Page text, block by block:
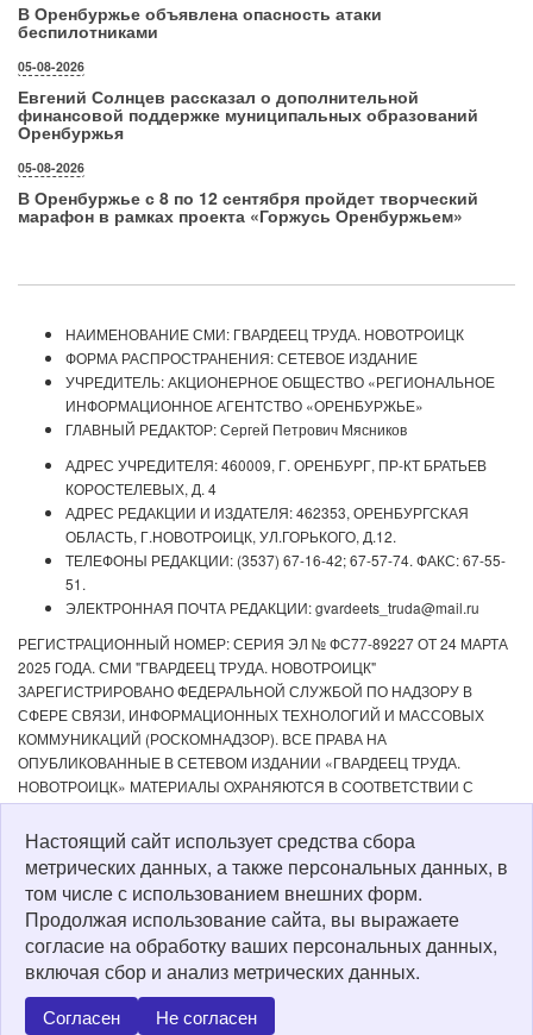
В Оренбуржье объявлена опасность атаки
беспилотниками
05-08-2026
Евгений Солнцев рассказал о дополнительной
финансовой поддержке муниципальных образований
Оренбуржья
05-08-2026
В Оренбуржье с 8 по 12 сентября пройдет творческий
марафон в рамках проекта «Горжусь Оренбуржьем»
НАИМЕНОВАНИЕ СМИ: ГВАРДЕЕЦ ТРУДА. НОВОТРОИЦК
ФОРМА РАСПРОСТРАНЕНИЯ: СЕТЕВОЕ ИЗДАНИЕ
УЧРЕДИТЕЛЬ: АКЦИОНЕРНОЕ ОБЩЕСТВО «РЕГИОНАЛЬНОЕ
ИНФОРМАЦИОННОЕ АГЕНТСТВО «ОРЕНБУРЖЬЕ»
ГЛАВНЫЙ РЕДАКТОР: Сергей Петрович Мясников
АДРЕС УЧРЕДИТЕЛЯ: 460009, Г. ОРЕНБУРГ, ПР-КТ БРАТЬЕВ
КОРОСТЕЛЕВЫХ, Д. 4
АДРЕС РЕДАКЦИИ И ИЗДАТЕЛЯ: 462353, ОРЕНБУРГСКАЯ
ОБЛАСТЬ, Г.НОВОТРОИЦК, УЛ.ГОРЬКОГО, Д.12.
ТЕЛЕФОНЫ РЕДАКЦИИ: (3537) 67-16-42; 67-57-74. ФАКС: 67-55-
51.
ЭЛЕКТРОННАЯ ПОЧТА РЕДАКЦИИ: gvardeets_truda@mail.ru
РЕГИСТРАЦИОННЫЙ НОМЕР: СЕРИЯ ЭЛ № ФС77-89227 ОТ 24 МАРТА
2025 ГОДА. СМИ "ГВАРДЕЕЦ ТРУДА. НОВОТРОИЦК"
ЗАРЕГИСТРИРОВАНО ФЕДЕРАЛЬНОЙ СЛУЖБОЙ ПО НАДЗОРУ В
СФЕРЕ СВЯЗИ, ИНФОРМАЦИОННЫХ ТЕХНОЛОГИЙ И МАССОВЫХ
КОММУНИКАЦИЙ (РОСКОМНАДЗОР). ВСЕ ПРАВА НА
ОПУБЛИКОВАННЫЕ В СЕТЕВОМ ИЗДАНИИ «ГВАРДЕЕЦ ТРУДА.
НОВОТРОИЦК» МАТЕРИАЛЫ ОХРАНЯЮТСЯ В СООТВЕТСТВИИ С
ЗАКОНОДАТЕЛЬСТВОМ РФ. ЛЮБОЕ ИСПОЛЬЗОВАНИЕ МАТЕРИАЛОВ
ДОПУСКАЕТСЯ ТОЛЬКО ПО СОГЛАСОВАНИЮ С РЕДАКЦИЕЙ С
ОБЯЗАТЕЛЬНОЙ АКТИВНОЙ ССЫЛКОЙ НА ИСТОЧНИК. РЕДАКЦИЯ НЕ
НЕСЕТ ОТВЕТСТВЕННОСТИ ЗА ДОСТОВЕРНОСТЬ РЕКЛАМНЫХ
МАТЕРИАЛОВ, РАЗМЕЩЕННЫХ В СЕТЕВОМ ИЗДАНИИ «ГВАРДЕЕЦ
ТРУДА. НОВОТРОИЦК», А ТАКЖЕ ЗА СОДЕРЖАНИЕ ВЕБ-САЙТОВ, НА
КОТОРЫЕ ДАНЫ ГИПЕРССЫЛКИ. ДЛЯ ДЕТЕЙ СТАРШЕ 16 ЛЕТ.
Политика о персональных данных
Настоящий сайт использует средства сбора
метрических данных, а также персональных данных, в
том числе с использованием внешних форм.
Продолжая использование сайта, вы выражаете
согласие на обработку ваших персональных данных,
включая сбор и анализ метрических данных.
Согласен Не согласен